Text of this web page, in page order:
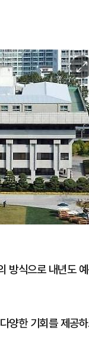
이
미
지
확
대
방식으로 내년도
양한 기회를 제공